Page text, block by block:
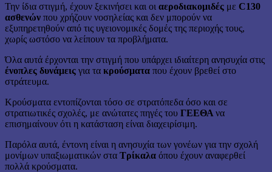
Την ίδια στιγμή, έχουν ξεκινήσει και οι αεροδιακομιδές με C130
ασθενών που χρήζουν νοσηλείας και δεν μπορούν να
εξυπηρετηθούν από τις υγειονομικές δομές της περιοχής τους,
χωρίς ωστόσο να λείπουν τα προβλήματα.
Όλα αυτά έρχονται την στιγμή που υπάρχει ιδιαίτερη ανησυχία στις
ένοπλες δυνάμεις για τα κρούσματα που έχουν βρεθεί στο
στράτευμα.
Κρούσματα εντοπίζονται τόσο σε στρατόπεδα όσο και σε
στρατιωτικές σχολές, με ανώτατες πηγές του ΓΕΕΘΑ να
επισημαίνουν ότι η κατάσταση είναι διαχειρίσιμη.
Παρόλα αυτά, έντονη είναι η ανησυχία των γονέων για την σχολή
μονίμων υπαξιωματικών στα Τρίκαλα όπου έχουν αναφερθεί
πολλά κρούσματα.